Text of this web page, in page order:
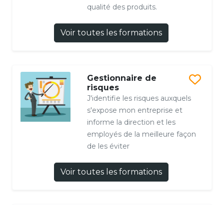
qualité des produits.
Voir toutes les formations
Gestionnaire de
risques
J'identifie les risques auxquels
s'expose mon entreprise et
informe la direction et les
employés de la meilleure façon
de les éviter
Voir toutes les formations